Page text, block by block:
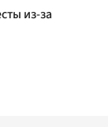
из-за